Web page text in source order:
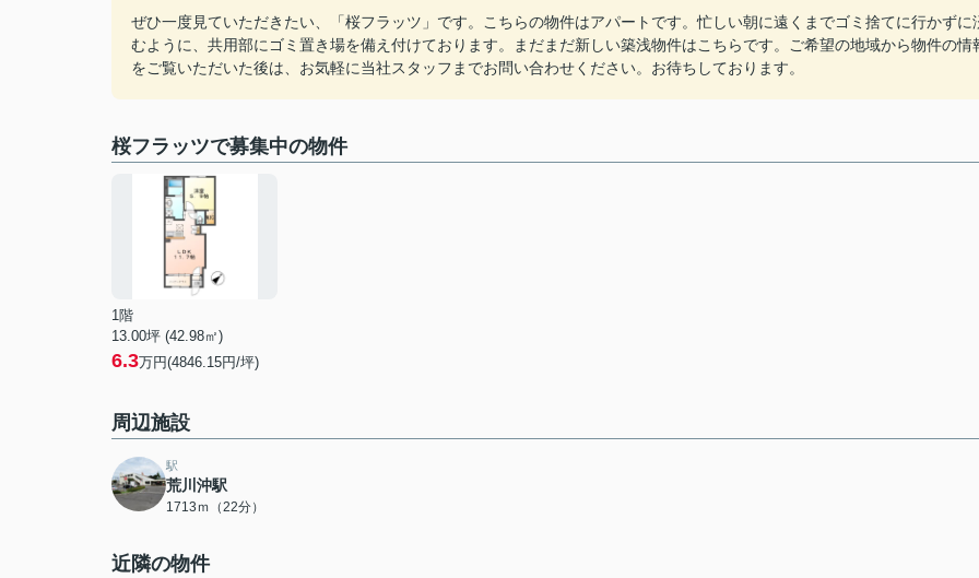
ぜひ一度見ていただきたい、「桜フラッツ」です。こちらの物件はアパートです。忙しい朝に遠くまでゴミ捨てに行かずに
むように、共用部にゴミ置き場を備え付けております。まだまだ新しい築浅物件はこちらです。ご希望の地域から物件の情
をご覧いただいた後は、お気軽に当社スタッフまでお問い合わせください。お待ちしております。
桜フラッツで募集中の物件
1階
13.00坪 (42.98㎡)
6.3万円(4846.15円/坪)
周辺施設
駅
荒川沖駅
1713ｍ（22分）
近隣の物件